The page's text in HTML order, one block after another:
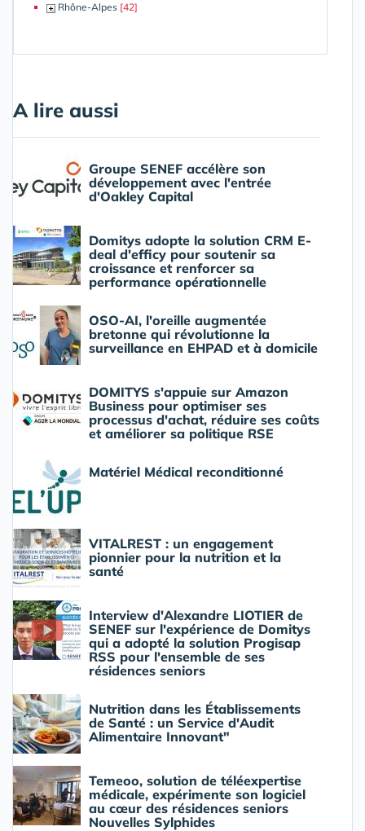
Rhône-Alpes [42]
A lire aussi
Groupe SENEF accélère son
développement avec l'entrée
d'Oakley Capital
Domitys adopte la solution CRM E-
deal d'efficy pour soutenir sa
croissance et renforcer sa
performance opérationnelle
OSO-AI, l'oreille augmentée
bretonne qui révolutionne la
surveillance en EHPAD et à domicile
DOMITYS s'appuie sur Amazon
Business pour optimiser ses
processus d'achat, réduire ses coûts
et améliorer sa politique RSE
Matériel Médical reconditionné
VITALREST : un engagement
pionnier pour la nutrition et la
santé
Interview d'Alexandre LIOTIER de
SENEF sur l'expérience de Domitys
qui a adopté la solution Progisap
RSS pour l'ensemble de ses
résidences seniors
Nutrition dans les Établissements
de Santé : un Service d'Audit
Alimentaire Innovant"
Temeoo, solution de téléexpertise
médicale, expérimente son logiciel
au cœur des résidences seniors
Nouvelles Sylphides